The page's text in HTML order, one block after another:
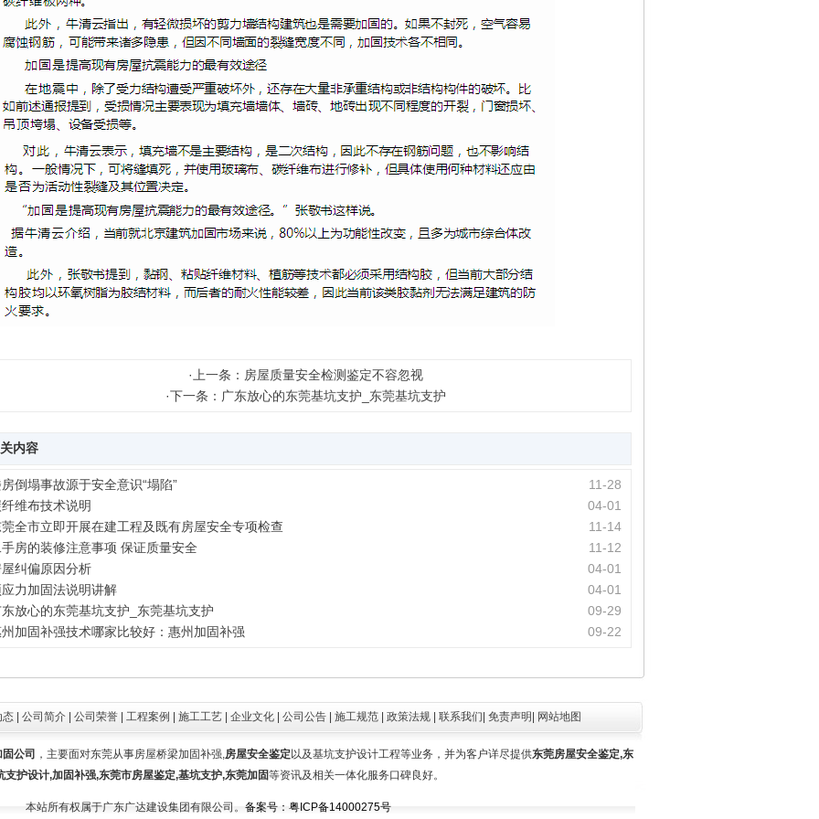
· 上一条：房屋质量安全检测鉴定不容忽视
·下一条：广东放心的东莞基坑支护_东莞基坑支护
内容
倒塌事故源于安全意识“塌陷”
11-28
维布技术说明
04-01
莞全市立即开展在建工程及既有房屋安全专项检查
11-14
手房的装修注意事项 保证质量安全
11-12
屋纠偏原因分析
04-01
力加固法说明讲解
04-01
东放心的东莞基坑支护_东莞基坑支护
09-29
加固补强技术哪家比较好：惠州加固补强 09-22
态 公司简介 公司荣誉 工程案例 施工工艺 企业文化 公司公告 施工规范 政策法规 联系我们 免责声明 网站地图
公司 ，主要面对东莞从事房屋桥梁加固补强,房屋安全鉴定以及基坑支护设计工程等业务，并为客户详尽提供东莞房屋安全鉴定,东
支护设计,加固补强,东莞市房屋鉴定,基坑支护,东莞加固等资讯及相关一体化服务口碑良好。
本站所有权属于广东广达建设集团有限公司。 备案号：粤ICP备14000275号